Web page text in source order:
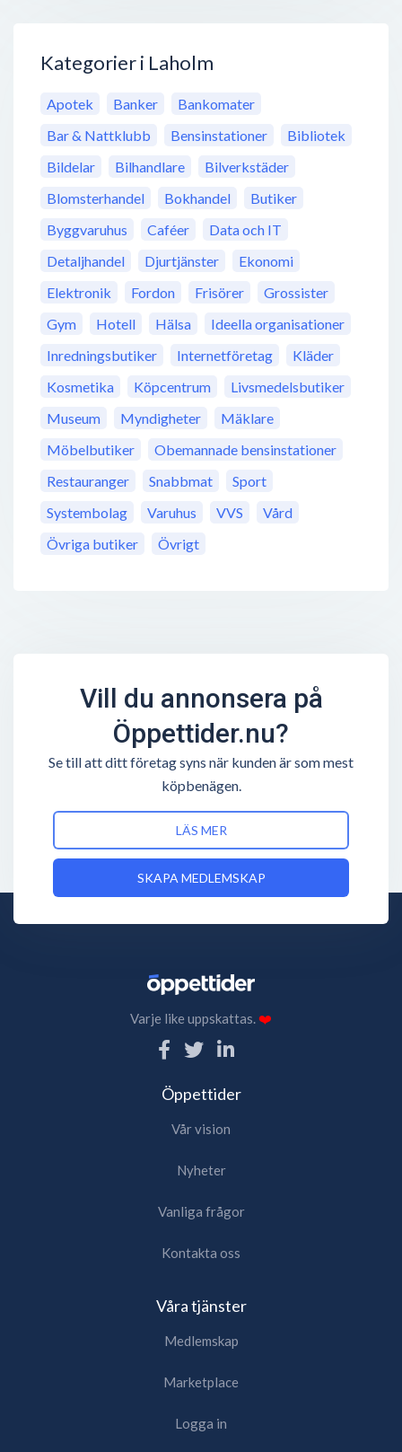
Kategorier i Laholm
Apotek Banker
Bankomater
Bar & Nattklubb
Bensinstationer
Bibliotek
Bildelar
Bilhandlare
Bilverkstäder
Blomsterhandel
Bokhandel
Butiker
Byggvaruhus
Caféer
Data och IT
Detaljhandel
Djurtjänster
Ekonomi
Elektronik
Fordon Frisörer
Grossister
Gym
Hotell Hälsa
Ideella organisationer
Inredningsbutiker
Internetföretag
Kläder
Kosmetika
Köpcentrum
Livsmedelsbutiker
Museum
Myndigheter
Mäklare
Möbelbutiker
Obemannade bensinstationer
Restauranger
Snabbmat
Sport
Systembolag
Varuhus VVS
Vård
Övriga butiker
Övrigt
Vill du annonsera på
Öppettider.nu?
Se till att ditt företag syns när kunden är som mest
köpbenägen.
LÄS MER
SKAPA MEDLEMSKAP
Varje like uppskattas.❤️
Öppettider
Vår vision
Nyheter
Vanliga frågor
Kontakta oss
Våra tjänster
Medlemskap
Marketplace
Logga in